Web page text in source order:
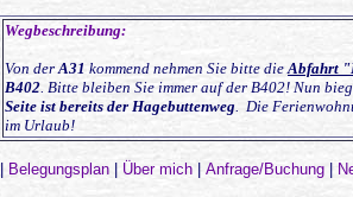
Wegbeschreibung:
Von derA31 kommend nehmen Sie bitte dieAbfahrt
B402. Bitte bleiben Sie immer auf der B402! Nun
Seite ist bereits der Hagebuttenweg. Die
im Urlaub!
Belegungsplan| Über mich| Anfrage/Buchung|